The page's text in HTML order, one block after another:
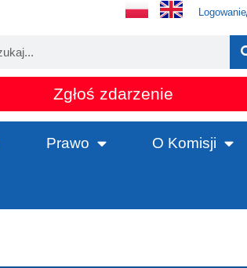
Logowanie
Zgłoś zdarzenie
Prawo O Komisji